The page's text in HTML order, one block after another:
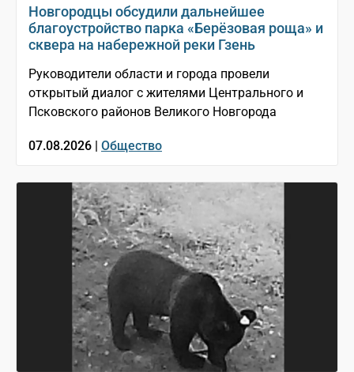
Новгородцы обсудили дальнейшее
благоустройство парка «Берёзовая роща» и
сквера на набережной реки Гзень
Руководители области и города провели
открытый диалог с жителями Центрального и
Псковского районов Великого Новгорода
07.08.2026 | Общество